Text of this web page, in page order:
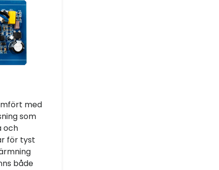
med
som
och
för tyst
både